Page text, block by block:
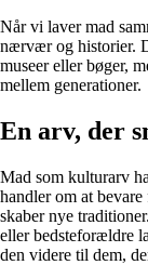
Når vi laver mad
nærvær og historier.
museer eller bøger,
mellem generationer.
En arv, der
Mad som kulturarv
handler om at
skaber nye
eller bedsteforældre
den videre til dem,